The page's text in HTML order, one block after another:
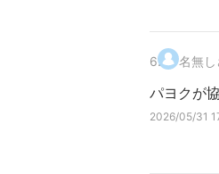
6. 名無し
パヨクが
2026/05/31